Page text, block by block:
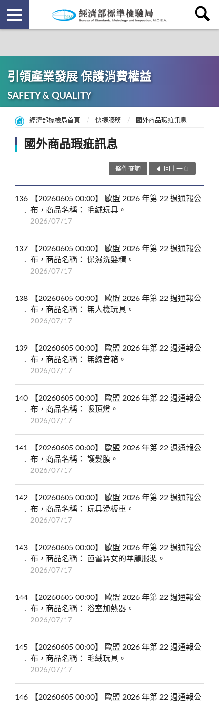
引領產業發展 保護消費權益
SAFETY & QUALITY
經濟部標檢局首頁 快捷服務 國外商品瑕疵訊息
國外商品瑕疵訊息
條件查詢 回上一頁
136
【20260605 00:00】 歐盟 2026 年第 22 週通報公
布，商品名稱： 毛絨玩具。
2026/07/17
137
【20260605 00:00】 歐盟 2026 年第 22 週通報公
布，商品名稱： 保濕洗髮精。
2026/07/17
138
【20260605 00:00】 歐盟 2026 年第 22 週通報公
布，商品名稱： 無人機玩具。
2026/07/17
139
【20260605 00:00】 歐盟 2026 年第 22 週通報公
布，商品名稱： 無線音箱。
2026/07/17
140
【20260605 00:00】 歐盟 2026 年第 22 週通報公
布，商品名稱： 吸頂燈。
2026/07/17
141
【20260605 00:00】 歐盟 2026 年第 22 週通報公
布，商品名稱： 護髮膜。
2026/07/17
142
【20260605 00:00】 歐盟 2026 年第 22 週通報公
布，商品名稱： 玩具滑板車。
2026/07/17
143
【20260605 00:00】 歐盟 2026 年第 22 週通報公
布，商品名稱： 芭蕾舞女的華麗服裝。
2026/07/17
144
【20260605 00:00】 歐盟 2026 年第 22 週通報公
布，商品名稱： 浴室加熱器。
2026/07/17
145
【20260605 00:00】 歐盟 2026 年第 22 週通報公
布，商品名稱： 毛絨玩具。
2026/07/17
146
【20260605 00:00】 歐盟 2026 年第 22 週通報公